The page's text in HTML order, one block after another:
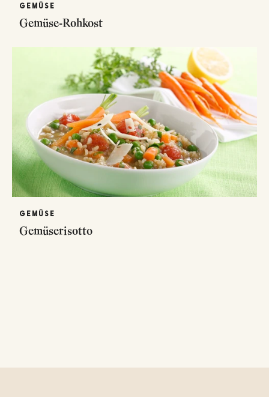
GEMÜSE
Gemüse-Rohkost
GEMÜSE
Gemüserisotto